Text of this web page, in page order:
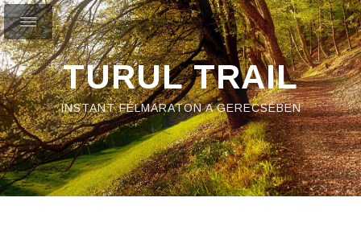
TURUL TRAIL
INSTANT FÉLMARATON A GERECSÉBEN